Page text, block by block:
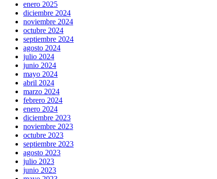
enero 2025
diciembre 2024
noviembre 2024
octubre 2024
septiembre 2024
agosto 2024
julio 2024
junio 2024
mayo 2024
abril 2024
marzo 2024
febrero 2024
enero 2024
diciembre 2023
noviembre 2023
octubre 2023
septiembre 2023
agosto 2023
julio 2023
junio 2023